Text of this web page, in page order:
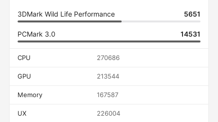
3DMark Wild Life Performance 5651
PCMark 3.0 14531
CPU 270686
GPU 213544
Memory 167587
UX 226004